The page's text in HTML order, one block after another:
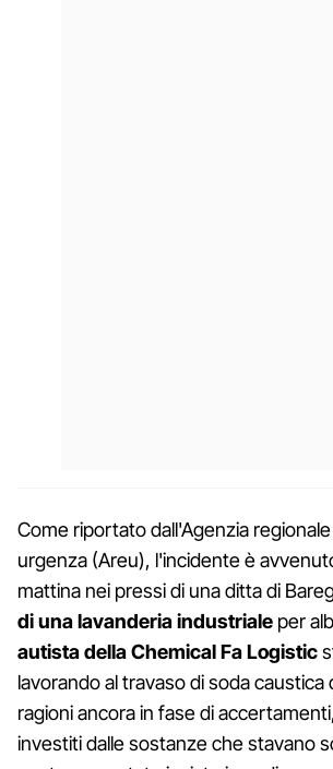
Come riportato dall'Agenzia
urgenza (Areu), l'incidente è
mattina nei pressi di una ditta di
di una lavanderia industriale per
autista della Chemical Fa Logistic
lavorando al travaso di soda caustica
ragioni ancora in fase di
investiti dalle sostanze che stavano